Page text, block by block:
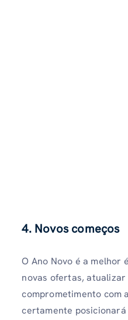
4. Novos começos
O Ano Novo é a melhor
novas ofertas,
comprometimento com
certamente posicionará